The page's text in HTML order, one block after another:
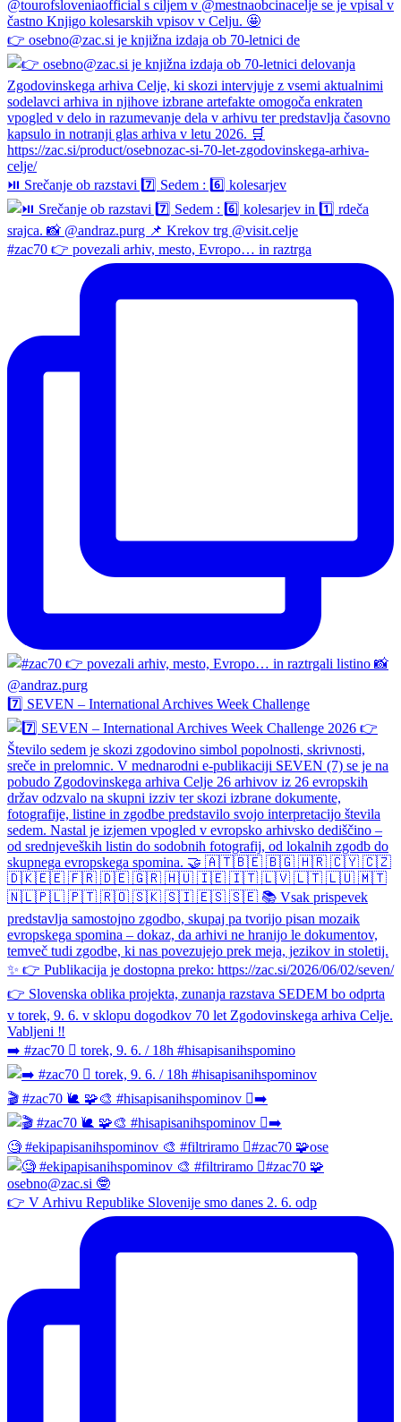
👉 osebno@zac.si je knjižna izdaja ob 70-letnici de
⏯️ Srečanje ob razstavi 7️⃣ Sedem : 6️⃣ kolesarjev
#zac70 👉 povezali arhiv, mesto, Evropo… in raztrga
7️⃣ SEVEN – International Archives Week Challenge
➡️ #zac70 🫆 torek, 9. 6. / 18h #hisapisanihspomino
🎬 #zac70 🐌 🧩🎨 #hisapisanihspominov 🫆➡️
🧐 #ekipapisanihspominov 🎨 #filtriramo 🫆#zac70 🧩ose
👉 V Arhivu Republike Slovenije smo danes 2. 6. odp